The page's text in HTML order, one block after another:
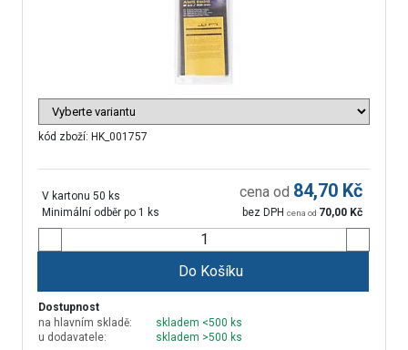
kód zboží: HK_001757
V kartonu 50 ks
Minimální odběr po 1 ks
cena od 84,70 Kč
bez DPH cena od 70,00 Kč
Do Košíku
Dostupnost
na hlavním skladě:
skladem <500 ks
u dodavatele:
skladem >500 ks